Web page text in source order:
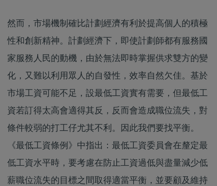
然而，市場機制確比計劃經濟有利於提高個人的積極
性和創新精神。計劃經濟下，即使計劃師都有服務國
家服務人民的動機，由於無法即時掌握供求雙方的變
化，又難以利用眾人的自發性，效率自然欠佳。基於
市場工資可能不足，設最低工資實有需要，但最低工
資若訂得太高會適得其反，反而會造成職位流失，對
條件較弱的打工仔尤其不利。因此我們要找平衡。
《最低工資條例》中指出：最低工資委員會在釐定最
低工資水平時，要考慮在防止工資過低與盡量減少低
薪職位流失的目標之間取得適當平衡，並要顧及維持